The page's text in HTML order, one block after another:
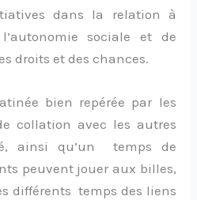
dans la relation à
sociale et de
droits et des chances.
bien repérée par les
collation avec les autres
ainsi qu’un temps de
peuvent jouer aux billes,
différents temps des liens